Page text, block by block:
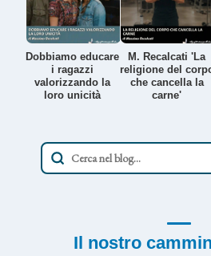
Dobbiamo educare
i ragazzi
valorizzando la
loro unicità
M. Recalcati 'La
religione del
che cancella la
carne'
Il nostro